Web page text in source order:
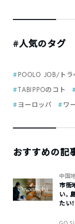
#人気のタグ
POOLO JOB/ト
TABIPPOのコト
ヨーロッパ
ワ
おすすめの記
中国
市街
い。
たい